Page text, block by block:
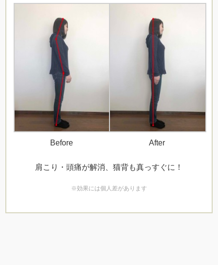
Before After
肩こり・頭痛が解消、猫背も真っすぐに！
※効果には個人差があります